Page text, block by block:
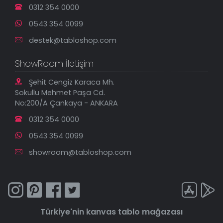
0312 354 0000
0543 354 0099
destek@tabloshop.com
ShowRoom İletişim
Şehit Cengiz Karaca Mh.
Sokullu Mehmet Paşa Cd.
No:200/A Çankaya - ANKARA
0312 354 0000
0543 354 0099
showroom@tabloshop.com
Türkiye'nin kanvas tablo mağazası